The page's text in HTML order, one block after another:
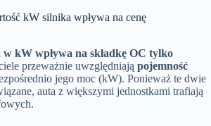
kW silnika wpływa na cenę
kW wpływa na składkę OC tylko
przeważnie uwzględniają pojemność
jego moc (kW). Ponieważ te dwie
auta z większymi jednostkami trafiają